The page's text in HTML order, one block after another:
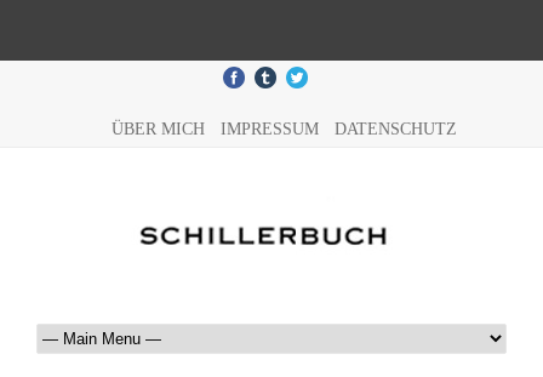
ÜBER MICH IMPRESSUM DATENSCHUTZ